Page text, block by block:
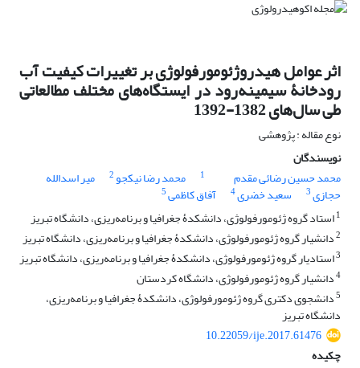
اثر عوامل هیدروژئومورفولوژی بر تغییرات کیفیت آب
رودخانۀ سیمینه‌رود در ایستگاه‌های مختلف مطالعاتی
طی سال‌های 1382-1392
نوع مقاله : پژوهشی
نویسندگان
محمد حسین رضائی مقدم
1 محمد رضا نیکجو2 میر اسدالله
حجازی3 سعید خضری4 آفاق کاظمی5
1استاد گروه ژئومورفولوژی، دانشکدۀ جغرافیا و برنامه‌ریزی، دانشگاه تبریز
2دانشیار گروه ژئومورفولوژی، دانشکدۀ جغرافیا و برنامه‌ریزی، دانشگاه تبریز
3استادیار گروه ژئومورفولوژی، دانشکدۀ جغرافیا و برنامه‌ریزی، دانشگاه تبریز
4دانشیار گروه ژئومورفولوژی، دانشگاه کردستان
5دانشجوی دکتری گروه ژئومورفولوژی، دانشکدۀ جغرافیا و برنامه‌ریزی،
دانشگاه تبریز
10.22059/ije.2017.61476
چکیده